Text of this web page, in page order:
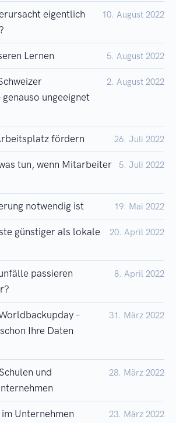
eigentlich
10. August 2022
Lernen 5. August 2022
genauso ungeeignet
2. August 2022
fördern 26. Juli 2022
tun, wenn Mitarbeiter
5. Juli 2022
notwendig ist 19. Mai 2022
günstiger als lokale
20. April 2022
passieren
8. April 2022
–
Ihre Daten
31. März 2022
und
28. März 2022
Unternehmen
23. März 2022